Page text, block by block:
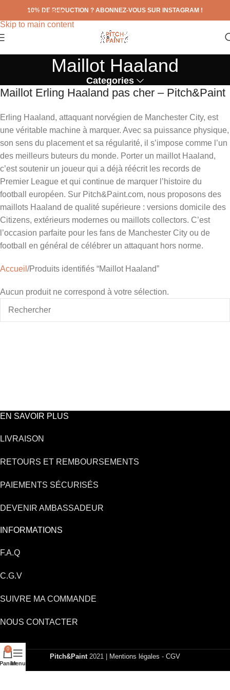
Skip to navigation
Skip to main content
10% DE REDUCTION ? ABONNEZ-VOUS SUR INSTAGRAM !
Maillot Haaland
Categories
Maillot Erling Haaland pas cher – Pitch&Paint
Erling Haaland, attaquant norvégien de Manchester City, est
une véritable machine à marquer. Avec sa puissance physique,
son sens du placement et sa régularité, il s’impose comme l’un
des meilleurs buteurs du monde. Porter un maillot Haaland,
c’est soutenir un joueur qui a déjà réécrit les records de
Premier League et qui continue de marquer l’histoire du
football européen. Sur Pitch&Paint.com, nous proposons des
maillots Haaland de qualité supérieure : versions domicile des
Citizens, extérieurs modernes ou maillots collectors. C’est
l’occasion parfaite pour les fans de Manchester City ou de
football en général de célébrer un attaquant hors norme.
Accueil Produits identifiés “Maillot Haaland”
Aucun produit ne correspond à votre sélection.
EN SAVOIR PLUS
LIVRAISON
RETOURS ET REMBOURSEMENTS
PAIEMENTS SÉCURISÉS
DEVENIR AMBASSADEUR
INFORMATIONS
F.A.Q
C.G.V
SUIVRE MA COMMANDE
NOUS CONTACTER
Pitch&Paint 2021 | Mentions légales - CGV
0
Menu